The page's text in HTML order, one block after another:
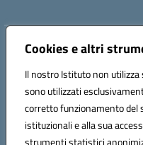
Cookies e altri
Il nostro Istituto non
sono utilizzati
corretto funzionamento del
istituzionali e alla sua
strumenti statistici
Indirizzo:Via De Martis s.n.c.
Posta elettronica certificata
Codice fiscale: 91009410902
Codice meccanografico: